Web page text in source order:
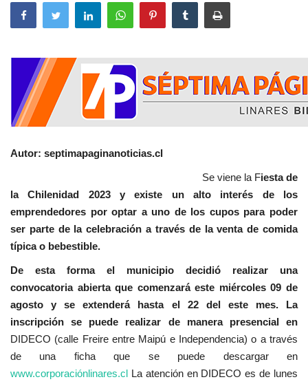
Autor: septimapaginanoticias.cl
Se viene la Fiesta de
la Chilenidad 2023 y existe un alto interés de los
emprendedores por optar a uno de los cupos para poder
ser parte de la celebración a través de la venta de comida
típica o bebestible.
De esta forma el municipio decidió realizar una
convocatoria abierta que comenzará este miércoles 09 de
agosto y se extenderá hasta el 22 del este mes.
La
inscripción se puede realizar de manera presencial en
DIDECO (calle Freire entre Maipú e Independencia) o a través
de una ficha que se puede descargar en
www.corporaciónlinares.cl
La atención en DIDECO es de lunes